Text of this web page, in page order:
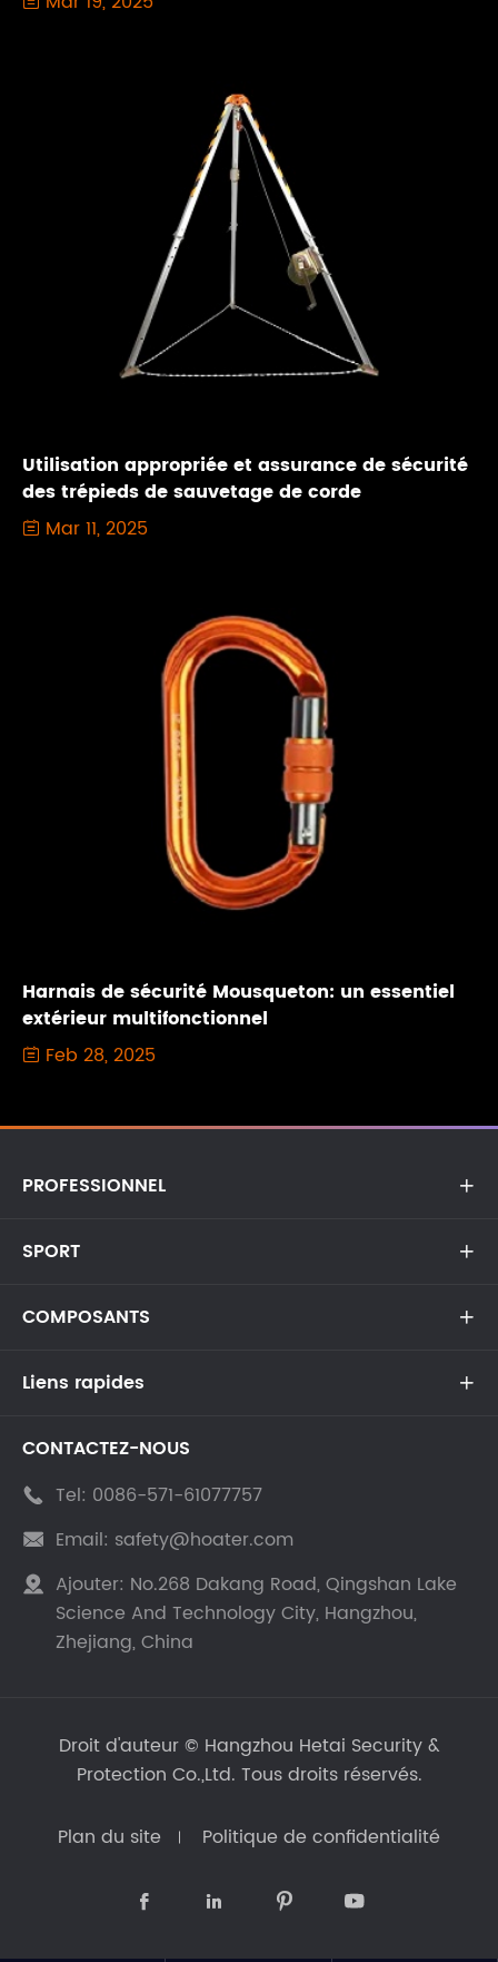
Utilisation appropriée et assurance de sécurité
des trépieds de sauvetage de corde
 Mar 11, 2025
Harnais de sécurité Mousqueton: un essentiel
extérieur multifonctionnel
 Feb 28, 2025
PROFESSIONNEL 
SPORT 
COMPOSANTS 
Liens rapides 
CONTACTEZ-NOUS
 Tel: 0086-571-61077757
 Email: safety@hoater.com
 Ajouter: No.268 Dakang Road, Qingshan Lake
Science And Technology City, Hangzhou,
Zhejiang, China
Droit d'auteur © Hangzhou Hetai Security &
Protection Co.,Ltd. Tous droits réservés.
Plan du site Politique de confidentialité
   